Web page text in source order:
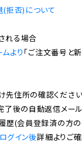
(拒否)について
より 「ご注文番号と
住所の確認ください
了後の自動返信メー
歴(会員登録済の方
グイン後詳細よりご確